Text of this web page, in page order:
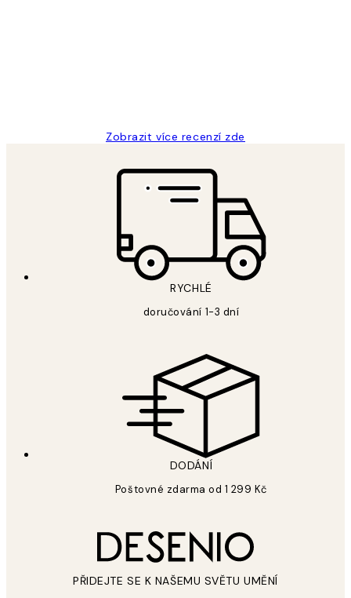
Zobrazit více recenzí zde
RYCHLÉ
doručování 1-3 dní
DODÁNÍ
Poštovné zdarma od 1 299 Kč
PŘIDEJTE SE K NAŠEMU SVĚTU UMĚNÍ